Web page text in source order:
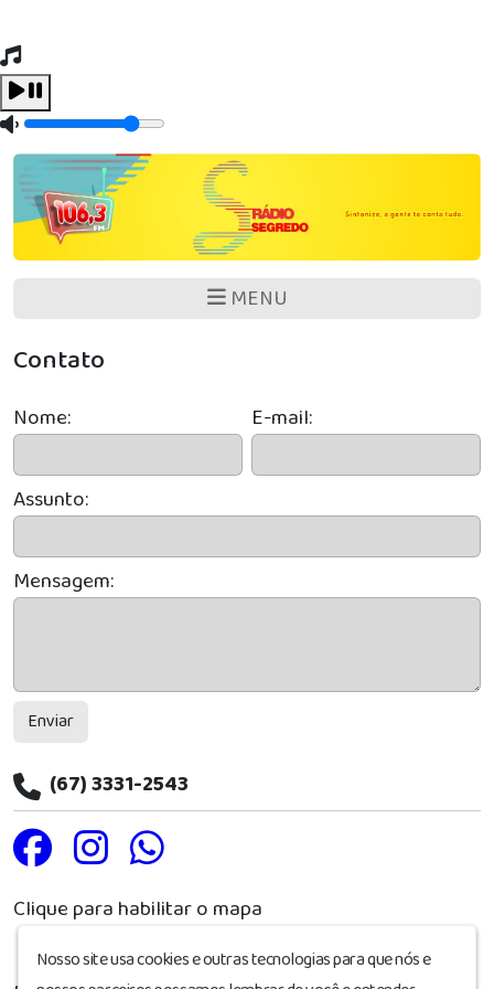
MENU
Contato
Nome: E-mail:
Assunto:
Mensagem:
Enviar
(67) 3331-2543
Clique para habilitar o mapa
Nosso site usa cookies e outras tecnologias para que nós e